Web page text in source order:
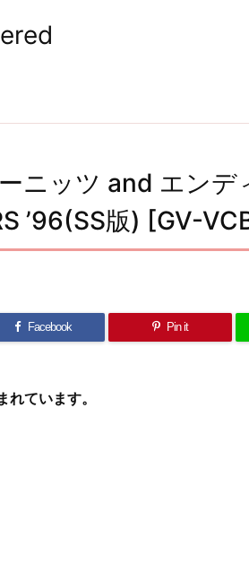
ニッツ and エンデ
’96(SS版) [GV-
Facebook Pin it
ています。